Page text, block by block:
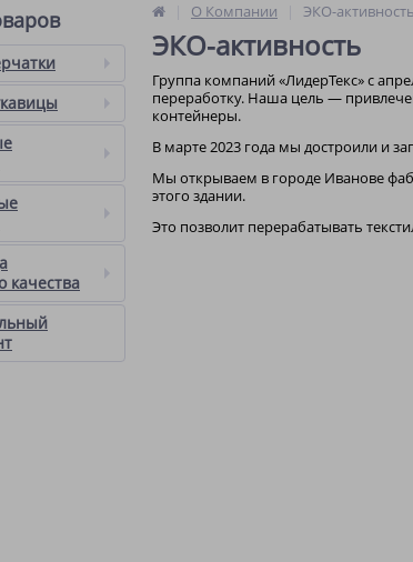
качества
О Компании ЭКО-активность
ЭКО-активность
Группа компаний «ЛидерТекс» с
переработку. Наша цель —
контейнеры.
В марте 2023 года мы достроили и
Мы открываем в городе Иванове
этого здании.
Это позволит перерабатывать